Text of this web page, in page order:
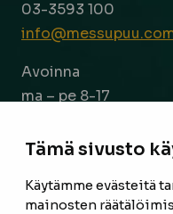
Tämä sivusto
Käytämme evästeitä
mainosten
03-3593 100
Avoinna
ma – pe 8-17